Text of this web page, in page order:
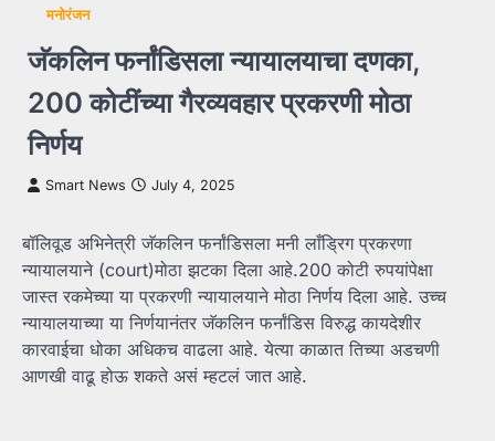
मनोरंजन
जॅकलिन फर्नांडिसला न्यायालयाचा दणका,
200 कोटींच्या गैरव्यवहार प्रकरणी मोठा
निर्णय
Smart News July 4, 2025
बॉलिवूड अभिनेत्री जॅकलिन फर्नांडिसला मनी लाँड्रिग प्रकरणा
न्यायालयाने (court)मोठा झटका दिला आहे.200 कोटी रुपयांपेक्षा
जास्त रकमेच्या या प्रकरणी न्यायालयाने मोठा निर्णय दिला आहे. उच्च
न्यायालयाच्या या निर्णयानंतर जॅकलिन फर्नांडिस विरुद्ध कायदेशीर
कारवाईचा धोका अधिकच वाढला आहे. येत्या काळात तिच्या अडचणी
आणखी वाढू होऊ शकते असं म्हटलं जात आहे.